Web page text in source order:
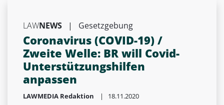
LAWNEWS | Gesetzgebung
Coronavirus (COVID-19) /
Zweite Welle: BR will Covid-
Unterstützungshilfen
anpassen
LAWMEDIA Redaktion | 18.11.2020